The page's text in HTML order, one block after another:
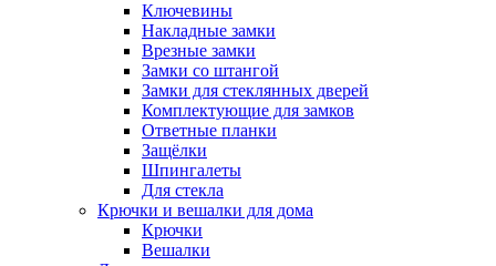
Ключевины
Накладные замки
Врезные замки
Замки со штангой
Замки для стеклянных дверей
Комплектующие для замков
Ответные планки
Защёлки
Шпингалеты
Для стекла
Крючки и вешалки для дома
Крючки
Вешалки